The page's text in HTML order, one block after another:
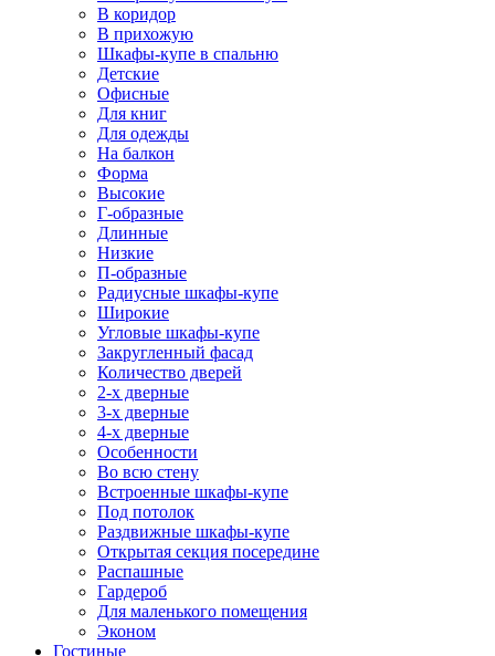
В коридор
В прихожую
Шкафы-купе в спальню
Детские
Офисные
Для книг
Для одежды
На балкон
Форма
Высокие
Г-образные
Длинные
Низкие
П-образные
Радиусные шкафы-купе
Широкие
Угловые шкафы-купе
Закругленный фасад
Количество дверей
2-х дверные
3-х дверные
4-х дверные
Особенности
Во всю стену
Встроенные шкафы-купе
Под потолок
Раздвижные шкафы-купе
Открытая секция посередине
Распашные
Гардероб
Для маленького помещения
Эконом
Гостиные